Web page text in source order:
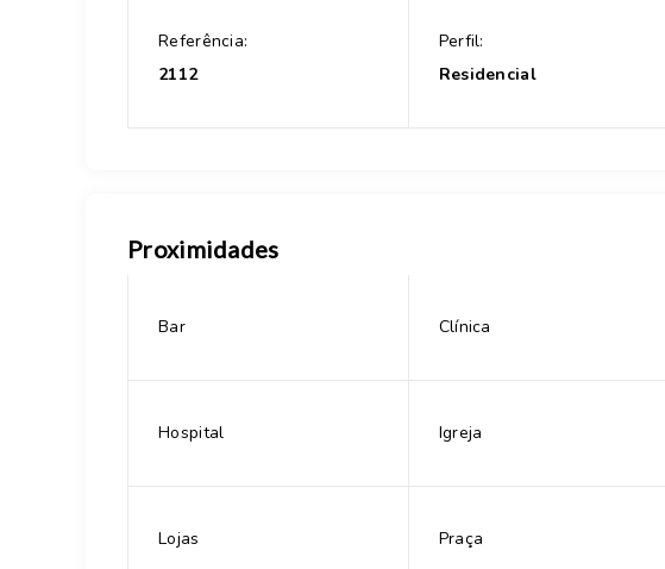
Referência:
2112
Perfil:
Residencial
Proximidades
Bar Clínica
Hospital Igreja
Lojas Praça